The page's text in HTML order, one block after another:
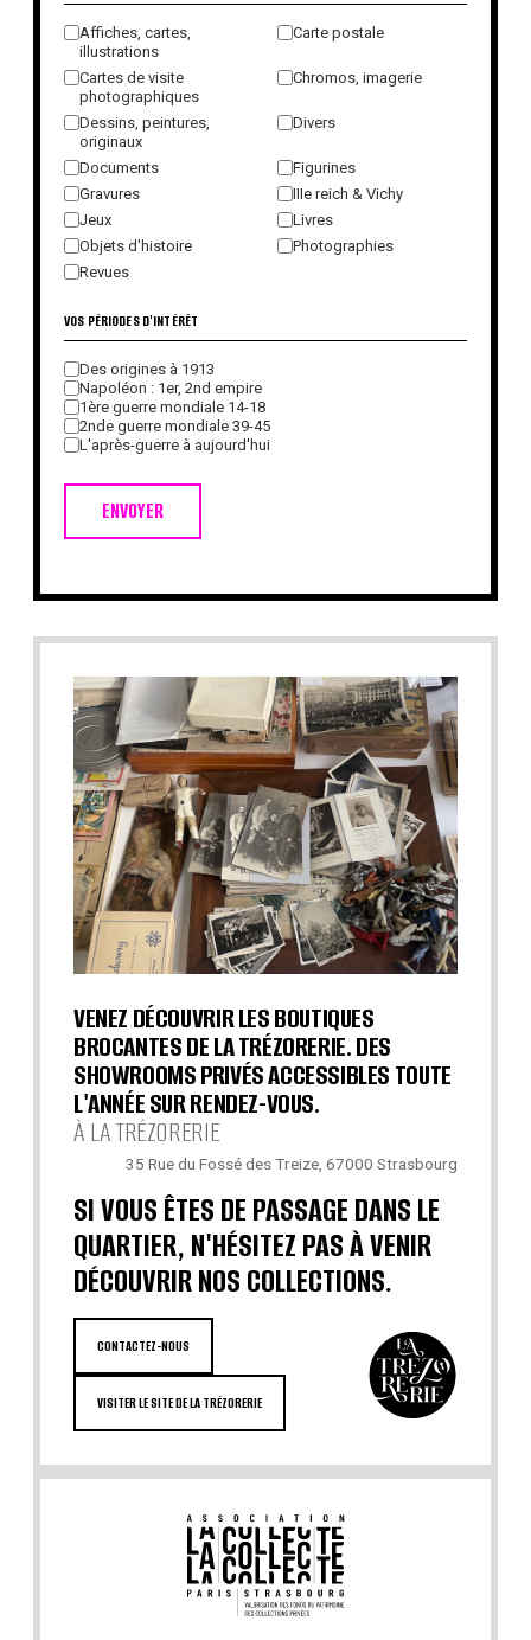
Affiches, cartes,
illustrations
Carte postale
Cartes de visite
photographiques
Chromos, imagerie
Dessins, peintures,
originaux
Divers
Documents
Figurines
Gravures
IIIe reich & Vichy
Jeux
Livres
Objets d'histoire
Photographies
Revues
ENVOYER
VOS PÉRIODES D'INTÉRÊT
Des origines à 1913
Napoléon : 1er, 2nd empire
1ère guerre mondiale 14-18
2nde guerre mondiale 39-45
L'après-guerre à aujourd'hui
VENEZ DÉCOUVRIR LES BOUTIQUES
BROCANTES DE LA TRÉZORERIE. DES
SHOWROOMS PRIVÉS ACCESSIBLES TOUTE
L'ANNÉE SUR RENDEZ-VOUS.
À LA TRÉZORERIE
35 Rue du Fossé des Treize, 67000 Strasbourg
SI VOUS ÊTES DE PASSAGE DANS LE
QUARTIER, N'HÉSITEZ PAS À VENIR
DÉCOUVRIR NOS COLLECTIONS.
CONTACTEZ-NOUS
VISITER LE SITE DE LA TRÉZORERIE